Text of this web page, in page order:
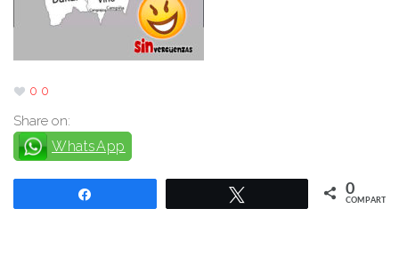
0 0
Share on:
WhatsApp
0
COMPARTIR